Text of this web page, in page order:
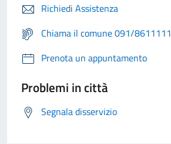
Richiedi Assistenza
Chiama il comune 091/8611111
Prenota un appuntamento
Problemi in città
Segnala disservizio